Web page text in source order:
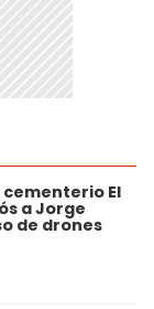
El
a Jorge
de drones